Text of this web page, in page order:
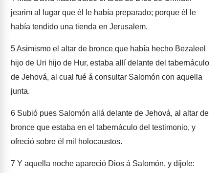
jearim al lugar que él le había preparado; porque él le
había tendido una tienda en Jerusalem.
5Asimismo el altar de bronce que había hecho Bezaleel
hijo de Uri hijo de Hur, estaba allí delante del tabernáculo
de Jehová, al cual fué á consultar Salomón con aquella
junta.
6 Subió pues Salomón allá delante de Jehová, al altar de
bronce que estaba en el tabernáculo del testimonio, y
ofreció sobre él mil holocaustos.
7 Y aquella noche apareció Dios á Salomón, y díjole: